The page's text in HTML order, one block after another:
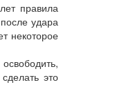
правила
удара
некоторое
это